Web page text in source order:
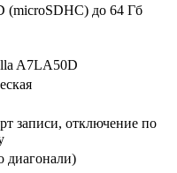
(microSDHC) до 64 Гб
A7LA50D
записи, отключение по
диагонали)